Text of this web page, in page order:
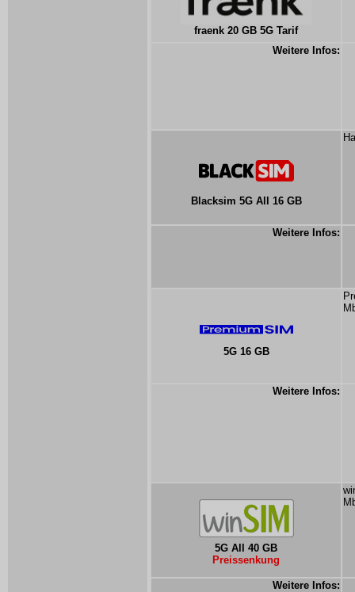
fraenk 20 GB 5G Tarif
Weitere Infos:
Blacksim 5G All 16 GB
Weitere Infos:
5G 16 GB
Weitere Infos:
5G All 40 GB
Preissenkung
Weitere Infos: